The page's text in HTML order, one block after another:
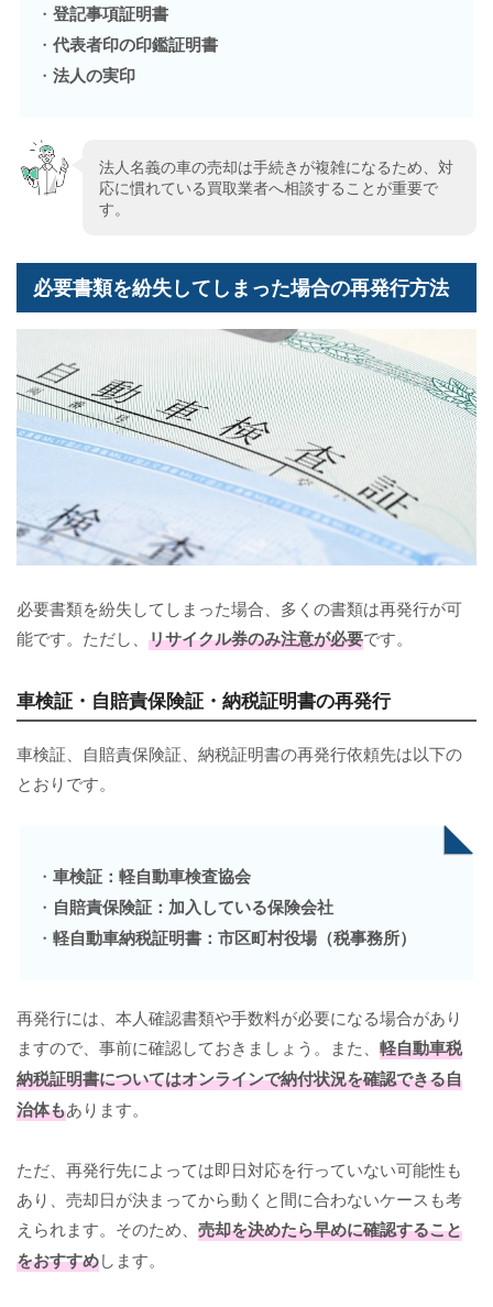
・ 登記事項証明書
・ 代表者印の印鑑証明書
・ 法人の実印
法人名義の車の売却は手続きが複雑になるため、対
応に慣れている買取業者へ相談することが重要で
す。
必要書類を紛失してしまった場合の再発行方法
必要書類を紛失してしまった場合、多くの書類は再発行が可
能です。ただし、 リサイクル券のみ注意が必要です。
車検証・自賠責保険証・納税証明書の再発行
車検証、自賠責保険証、納税証明書の再発行依頼先は以下の
とおりです。
・ 車検証：軽自動車検査協会
・ 自賠責保険証：加入している保険会社
・ 軽自動車納税証明書：市区町村役場（税事務所）
再発行には、本人確認書類や手数料が必要になる場合があり
ますので、事前に確認しておきましょう。また、 軽自動車税
納税証明書についてはオンラインで納付状況を確認できる自
治体もあります。
ただ、再発行先によっては即日対応を行っていない可能性も
あり、売却日が決まってから動くと間に合わないケースも考
えられます。そのため、 売却を決めたら早めに確認すること
をおすすめします。